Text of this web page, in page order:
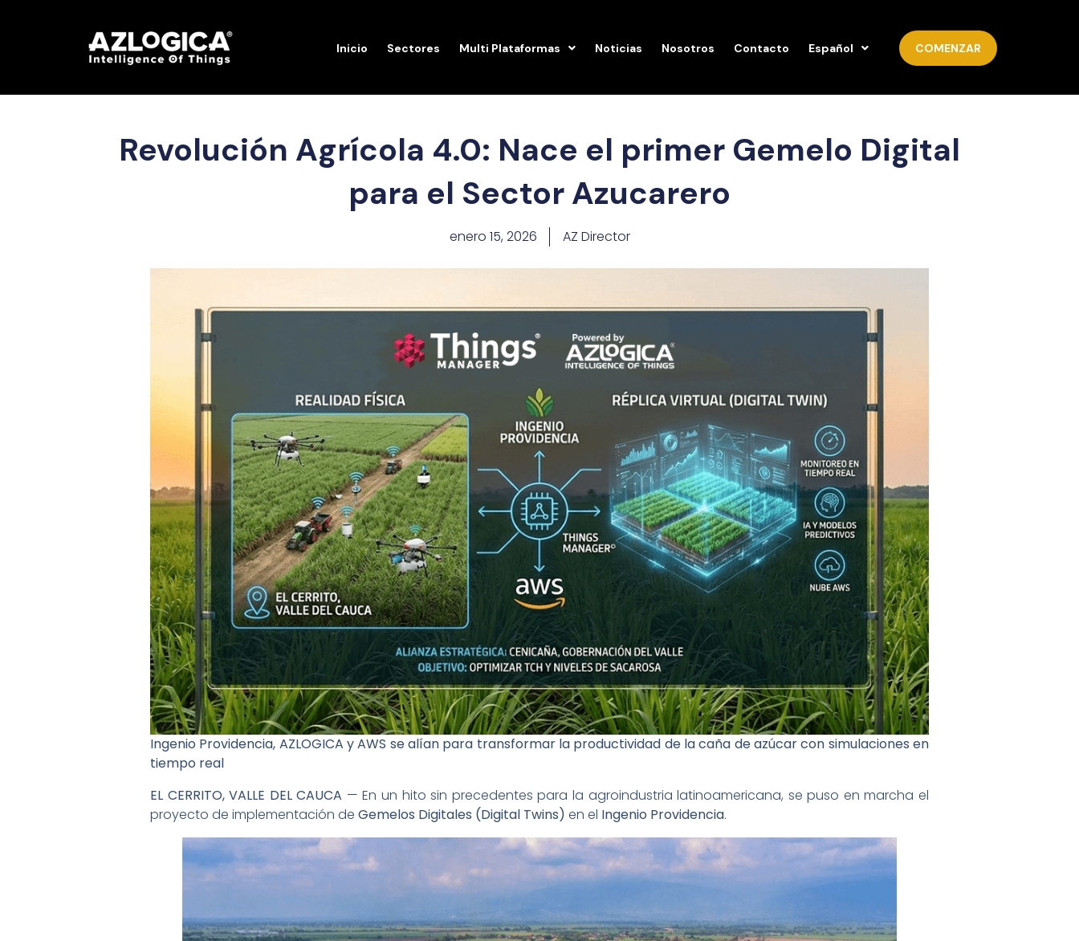
Inicio Sectores Multi Plataformas Noticias Nosotros Contacto Español COMENZAR
Revolución Agrícola 4.0: Nace el primer Gemelo Digital
para el Sector Azucarero
enero 15, 2026 AZ Director
Ingenio Providencia, AZLOGICA y AWS se alían para transformar la productividad de la caña de azúcar con simulaciones en
tiempo real
EL CERRITO, VALLE DEL CAUCA — En un hito sin precedentes para la agroindustria latinoamericana, se puso en marcha el
proyecto de implementación de Gemelos Digitales (Digital Twins) en el Ingenio Providencia.